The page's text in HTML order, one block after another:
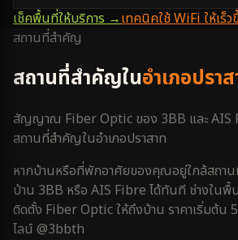
เช็คพื้นที่ให้บริการ →เทคนิคใช้ WiFi ให้เร็
สถานที่สำคัญ
สถานที่สำคัญในอำเภอปรา
สัญญาณ Fiber Optic ของ 3BB และ AIS
สถานที่สำคัญในอำเภอปราสาท
หากบ้านหรือที่พักอาศัยของคุณอยู่ใกล้สถาน
บ้าน 3BB หรือ AIS Fibre ได้ทันที ช่างในพื้
ติดตั้ง Fiber Optic ให้ถึงบ้าน ราคาเริ่มต้น
ไลน์ @3bbth